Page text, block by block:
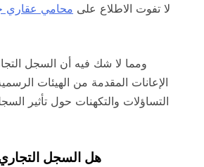
لا تفوت الاطلاع على محامي عقاري
ومما لا شك فيه أن السجل
الإعانات المقدمة من الهيئات
التساؤلات والتكهنات حول تأثير
هل السجل